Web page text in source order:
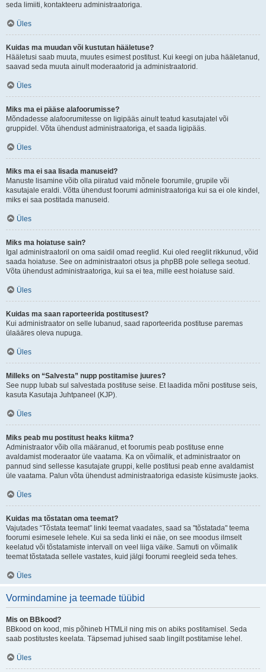
seda limiiti, kontakteeru administraatoriga.
Üles
Kuidas ma muudan või kustutan hääletuse?
Hääletusi saab muuta, muutes esimest postitust. Kui keegi on juba hääletanud,
saavad seda muuta ainult moderaatorid ja administraatorid.
Üles
Miks ma ei pääse alafoorumisse?
Mõndadesse alafoorumitesse on ligipääs ainult teatud kasutajatel või
gruppidel. Võta ühendust administraatoriga, et saada ligipääs.
Üles
Miks ma ei saa lisada manuseid?
Manuste lisamine võib olla piiratud vaid mõnele foorumile, grupile või
kasutajale eraldi. Võtta ühendust foorumi administraatoriga kui sa ei ole kindel,
miks ei saa postitada manuseid.
Üles
Miks ma hoiatuse sain?
Igal administraatoril on oma saidil omad reeglid. Kui oled reeglit rikkunud, võid
saada hoiatuse. See on administraatori otsus ja phpBB pole sellega seotud.
Võta ühendust administraatoriga, kui sa ei tea, mille eest hoiatuse said.
Üles
Kuidas ma saan raporteerida postitusest?
Kui administraator on selle lubanud, saad raporteerida postituse paremas
ülaääres oleva nupuga.
Üles
Milleks on “Salvesta” nupp postitamise juures?
See nupp lubab sul salvestada postituse seise. Et laadida mõni postituse seis,
kasuta Kasutaja Juhtpaneel (KJP).
Üles
Miks peab mu postitust heaks kiitma?
Administraator võib olla määranud, et foorumis peab postituse enne
avaldamist moderaator üle vaatama. Ka on võimalik, et administraator on
pannud sind sellesse kasutajate gruppi, kelle postitusi peab enne avaldamist
üle vaatama. Palun võta ühendust administraatoriga edasiste küsimuste jaoks.
Üles
Kuidas ma tõstatan oma teemat?
Vajutades “Tõstata teemat” linki teemat vaadates, saad sa "tõstatada" teema
foorumi esimesele lehele. Kui sa seda linki ei näe, on see moodus ilmselt
keelatud või tõstatamiste intervall on veel liiga väike. Samuti on võimalik
teemat tõstatada sellele vastates, kuid jälgi foorumi reegleid seda tehes.
Üles
Vormindamine ja teemade tüübid
Mis on BBkood?
BBkood on kood, mis põhineb HTMLil ning mis on abiks postitamisel. Seda
saab postitustes keelata. Täpsemad juhised saab lingilt postitamise lehel.
Üles